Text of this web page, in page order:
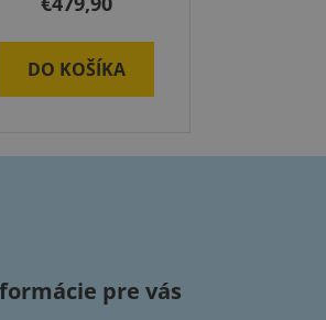
DO KOŠÍKA
pre vás